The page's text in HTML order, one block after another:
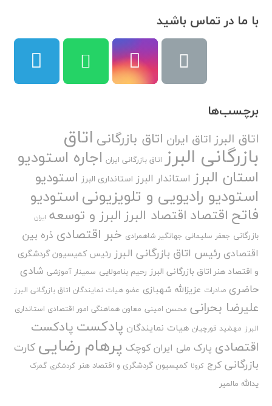
با ما در تماس باشید
برچسب‌ها
اتاق البرز اتاق ایران اتاق بازرگانی اتاق
بازرگانی البرز اتاق بازرگانی ایران اجاره استودیو
استان البرز استاندار البرز استانداری البرز استودیو
استودیو رادیویی و تلویزیونیاستودیو
فاتح اقتصاد اقتصاد البرزالبرز و توسعه ایران
بازرگانی جعفر سلیمانی جهانگیر شاهمرادی خبر اقتصادی ذره بین
اقتصادی رئیس اتاق بازرگانی البرز رئیس کمیسیون گردشگری
و اقتصاد هنر اتاق بازرگانی البرز رحیم بنامولایی سمینار آموزشی شادی
حاضری صادرات عزیزالله شهبازی عضو هیات نمایندگان اتاق بازرگانی البرز
علیرضا بحرانی محسن امینی معاون هماهنگی امور اقتصادی استانداری
البرز مهشید قورچیان هیات نمایندگان پادکست پادکست
اقتصادی پارک ملی ایران کوچک پرهام رضایی کارت
بازرگانی کرج کرونا کمیسیون گردشگری و اقتصاد هنر گردشگری گمرک
یدالله مالمیر